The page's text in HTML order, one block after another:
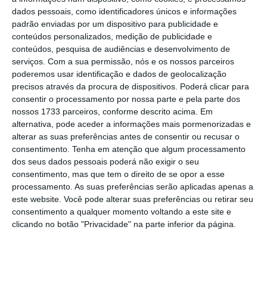
dados pessoais, como identificadores únicos e informações
padrão enviadas por um dispositivo para publicidade e
conteúdos personalizados, medição de publicidade e
conteúdos, pesquisa de audiências e desenvolvimento de
serviços. Com a sua permissão, nós e os nossos parceiros
poderemos usar identificação e dados de geolocalização
precisos através da procura de dispositivos. Poderá clicar para
consentir o processamento por nossa parte e pela parte dos
nossos 1733 parceiros, conforme descrito acima. Em
alternativa, pode aceder a informações mais pormenorizadas e
alterar as suas preferências antes de consentir ou recusar o
consentimento. Tenha em atenção que algum processamento
dos seus dados pessoais poderá não exigir o seu
consentimento, mas que tem o direito de se opor a esse
processamento. As suas preferências serão aplicadas apenas a
este website. Você pode alterar suas preferências ou retirar seu
consentimento a qualquer momento voltando a este site e
clicando no botão "Privacidade" na parte inferior da página.
oscustos dos seguros obrigatórios “serão
previsivelmente mais baixos do que os
produtos equivalentes disponíveis no
mercado”, uma vez que “as próprias regras do
programa reduzem o risco, nomeadamente a
existência de limites às taxas de esforço dos
arrendatários e a suspensão (durante cinco
anos) da participação no programa em caso
de incumprimento”.
Em declarações à agência Lusa, o presidente
da ALP contestou a falta de informação sobre
o preço dos seguros obrigatórios no PAA,
defendendo que “ ninguém faz uma assinatura